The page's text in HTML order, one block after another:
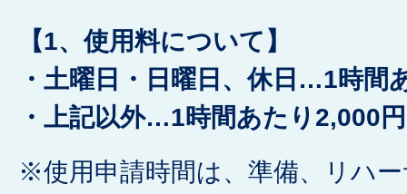
【1、使用料について】
・土曜日・日曜日、休日…1時間
・上記以外…1時間あたり2,000円
※使用申請時間は、準備、リハ